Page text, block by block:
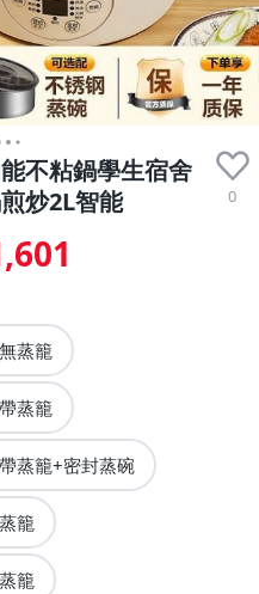
不粘鍋學生宿舍
炒2L智能
0
蒸籠
蒸籠
蒸籠+密封蒸碗
籠
籠